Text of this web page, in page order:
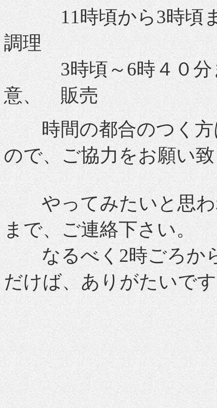
11時頃から3時頃
調理
3時頃～6時４０分
意、 販売
時間の都合のつく方
ので、ご協力をお願い
やってみたいと思わ
まで、ご連絡下さい。
なるべく2時ごろから
だけば、ありがたいで